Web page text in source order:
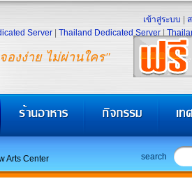
องง่าย ไม่ผ่านใคร"
เข้าสู่ระบบ
Server
Thailand Dedicated Server
Arts Center search